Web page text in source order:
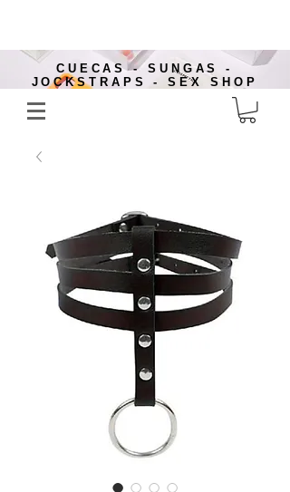
CUECAS - SUNGAS -
JOCKSTRAPS - SEX SHOP